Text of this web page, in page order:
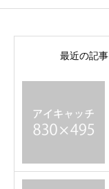
最近の記事